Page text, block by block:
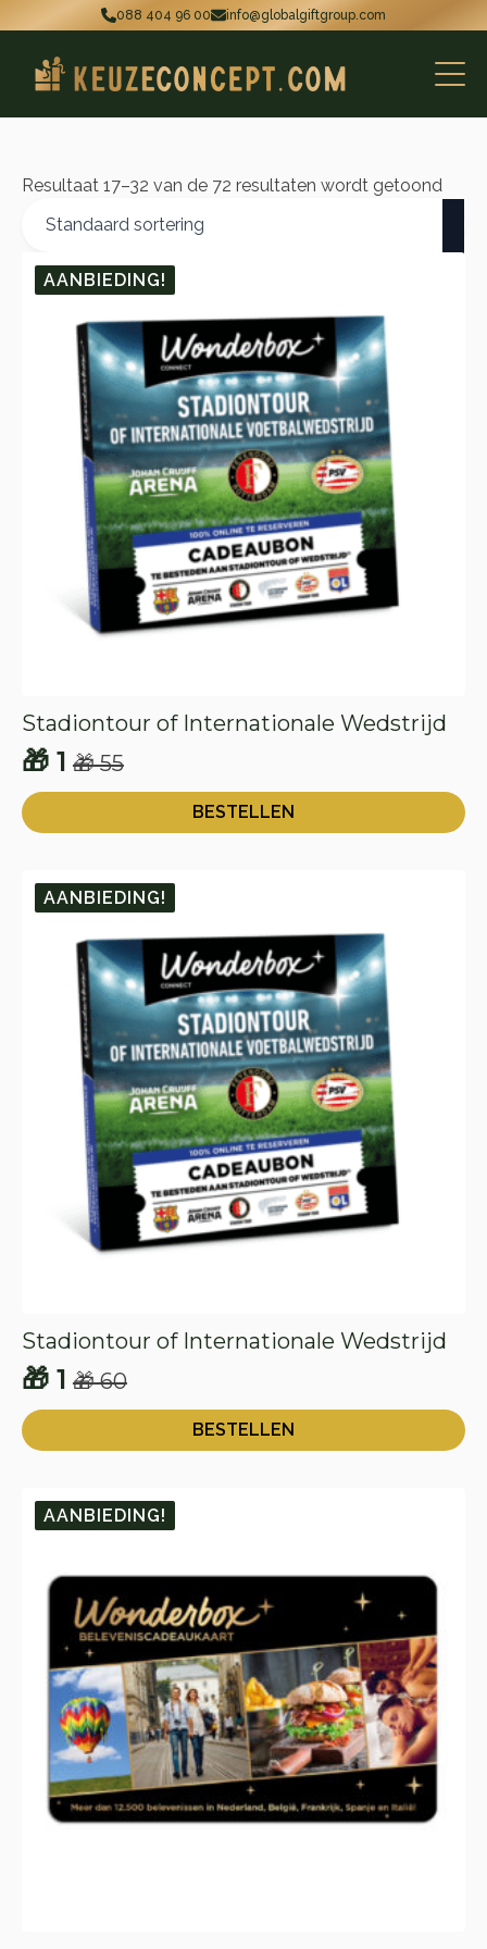
088 404 96 00 info@globalgiftgroup.com
Resultaat 17–32 van de 72 resultaten wordt getoond
AANBIEDING!
Stadiontour of Internationale Wedstrijd
🎁55
Oorspronkelijke
prijs
was:
🎁 1
Huidige
prijs
is:
BESTELLEN
AANBIEDING!
Stadiontour of Internationale Wedstrijd
🎁60
Oorspronkelijke
prijs
was:
🎁 1
Huidige
prijs
is:
BESTELLEN
AANBIEDING!